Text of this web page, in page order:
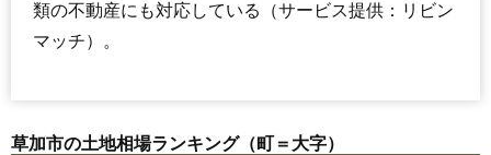
類の不動産にも対応している（サービス提供：リビン
マッチ）。
草加市の土地相場ランキング（町＝大字）